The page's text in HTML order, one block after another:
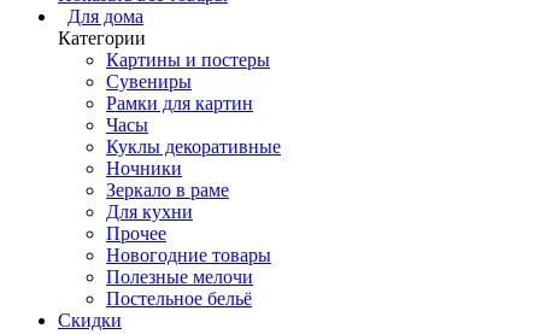
Для дома
Категории
Картины и постеры
Сувениры
Рамки для картин
Часы
Куклы декоративные
Ночники
Зеркало в раме
Для кухни
Прочее
Новогодние товары
Полезные мелочи
Постельное бельё
Скидки